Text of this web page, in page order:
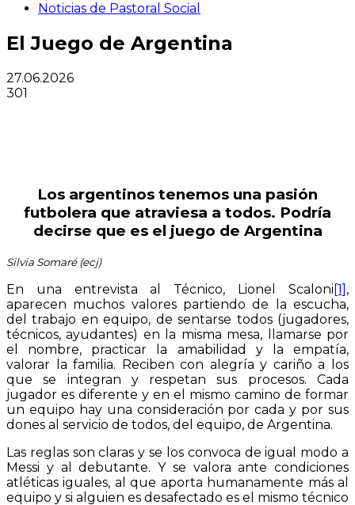
Noticias de Pastoral Social
El Juego de Argentina
27.06.2026
301
Los argentinos tenemos una pasión
futbolera que atraviesa a todos. Podría
decirse que es el juego de Argentina
Silvia Somaré (ecj)
En una entrevista al Técnico, Lionel Scaloni [1] ,
aparecen muchos valores partiendo de la escucha,
del trabajo en equipo, de sentarse todos (jugadores,
técnicos, ayudantes) en la misma mesa, llamarse por
el nombre, practicar la amabilidad y la empatía,
valorar la familia. Reciben con alegría y cariño a los
que se integran y respetan sus procesos. Cada
jugador es diferente y en el mismo camino de formar
un equipo hay una consideración por cada y por sus
dones al servicio de todos, del equipo, de Argentina.
Las reglas son claras y se los convoca de igual modo a
Messi y al debutante. Y se valora ante condiciones
atléticas iguales, al que aporta humanamente más al
equipo y si alguien es desafectado es el mismo técnico